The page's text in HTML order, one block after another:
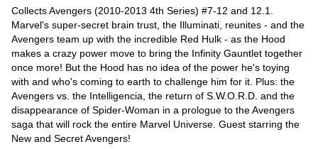
Collects Avengers (2010-2013 4th Series) #7-12 and 12.1.
Marvel's super-secret brain trust, the Illuminati, reunites - and the
Avengers team up with the incredible Red Hulk - as the Hood
makes a crazy power move to bring the Infinity Gauntlet together
once more! But the Hood has no idea of the power he's toying
with and who's coming to earth to challenge him for it. Plus: the
Avengers vs. the Intelligencia, the return of S.W.O.R.D. and the
disappearance of Spider-Woman in a prologue to the Avengers
saga that will rock the entire Marvel Universe. Guest starring the
New and Secret Avengers!